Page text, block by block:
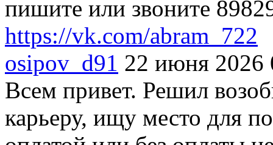
пишите или звоните
https://vk.com/abram_722
osipov_d91 22 июня 2026
Всем привет. Решил
карьеру, ищу место для